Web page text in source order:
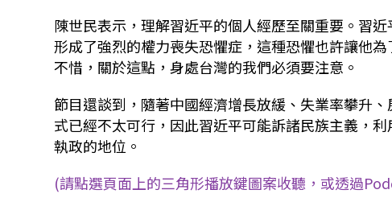
陳世民表示，理解習近平的個人經歷至關重要。習
形成了強烈的權力喪失恐懼症，這種恐懼也許讓他
不惜，關於這點，身處台灣的我們必須要注意。
節目還談到，隨著中國經濟增長放緩、失業率攀升
式已經不太可行，因此習近平可能訴諸民族主義，
執政的地位。
(請點選頁面上的三角形播放鍵圖案收聽，或透過